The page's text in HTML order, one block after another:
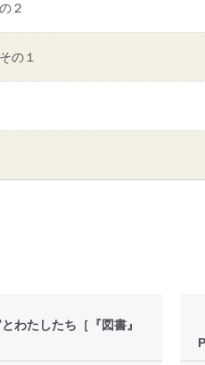
２
の１
わたしたち［『図書』